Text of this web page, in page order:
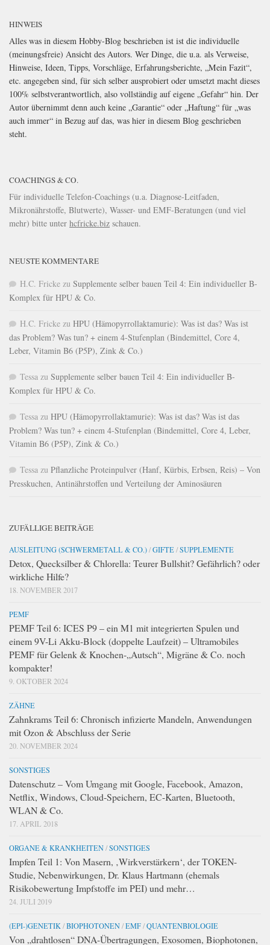
HINWEIS
Alles was in diesem Hobby-Blog beschrieben ist ist die individuelle
(meinungsfreie) Ansicht des Autors. Wer Dinge, die u.a. als Verweise,
Hinweise, Ideen, Tipps, Vorschläge, Erfahrungsberichte, „Mein Fazit“,
etc. angegeben sind, für sich selber ausprobiert oder umsetzt macht dieses
100% selbstverantwortlich, also vollständig auf eigene „Gefahr“ hin. Der
Autor übernimmt denn auch keine „Garantie“ oder „Haftung“ für „was
auch immer“ in Bezug auf das, was hier in diesem Blog geschrieben
steht.
COACHINGS & CO.
Für individuelle Telefon-Coachings (u.a. Diagnose-Leitfaden,
Mikronährstoffe, Blutwerte), Wasser- und EMF-Beratungen (und viel
mehr) bitte unter hcfricke.biz schauen.
NEUSTE KOMMENTARE
H.C. Fricke zu Supplemente selber bauen Teil 4: Ein individueller B-
Komplex für HPU & Co.
H.C. Fricke zu HPU (Hämopyrrollaktamurie): Was ist das? Was ist
das Problem? Was tun? + einem 4-Stufenplan (Bindemittel, Core 4,
Leber, Vitamin B6 (P5P), Zink & Co.)
Tessa zu Supplemente selber bauen Teil 4: Ein individueller B-
Komplex für HPU & Co.
Tessa zu HPU (Hämopyrrollaktamurie): Was ist das? Was ist das
Problem? Was tun? + einem 4-Stufenplan (Bindemittel, Core 4, Leber,
Vitamin B6 (P5P), Zink & Co.)
Tessa zu Pflanzliche Proteinpulver (Hanf, Kürbis, Erbsen, Reis) – Von
Presskuchen, Antinährstoffen und Verteilung der Aminosäuren
ZUFÄLLIGE BEITRÄGE
AUSLEITUNG (SCHWERMETALL & CO.)/GIFTE/SUPPLEMENTE
Detox, Quecksilber & Chlorella: Teurer Bullshit? Gefährlich? oder
wirkliche Hilfe?
18. NOVEMBER 2017
PEMF
PEMF Teil 6: ICES P9 – ein M1 mit integrierten Spulen und
einem 9V-Li Akku-Block (doppelte Laufzeit) – Ultramobiles
PEMF für Gelenk & Knochen-„Autsch“, Migräne & Co. noch
kompakter!
9. OKTOBER 2024
ZÄHNE
Zahnkrams Teil 6: Chronisch infizierte Mandeln, Anwendungen
mit Ozon & Abschluss der Serie
20. NOVEMBER 2024
SONSTIGES
Datenschutz – Vom Umgang mit Google, Facebook, Amazon,
Netflix, Windows, Cloud-Speichern, EC-Karten, Bluetooth,
WLAN & Co.
17. APRIL 2018
ORGANE & KRANKHEITEN/SONSTIGES
Impfen Teil 1: Von Masern, ‚Wirkverstärkern‘, der TOKEN-
Studie, Nebenwirkungen, Dr. Klaus Hartmann (ehemals
Risikobewertung Impfstoffe im PEI) und mehr…
24. JULI 2019
(EPI-)GENETIK /BIOPHOTONEN/EMF/QUANTENBIOLOGIE
Von „drahtlosen“ DNA-Übertragungen, Exosomen, Biophotonen,